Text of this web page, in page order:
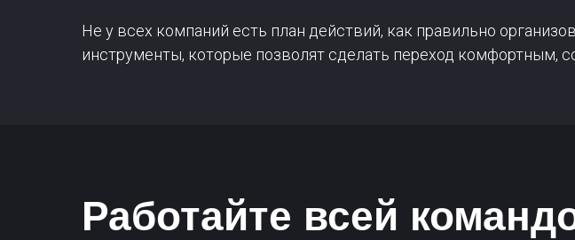
Не у всех компаний есть план действий, как правильно
инструменты, которые позволят сделать переход комфортным,
Работайте всей